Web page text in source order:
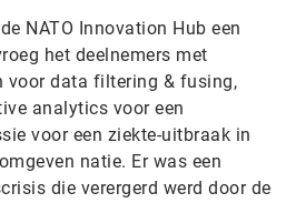
NATO Innovation Hub een
het deelnemers met
voor data filtering & fusing,
analytics voor een
voor een ziekte-uitbraak in
natie. Er was een
die verergerd werd door de